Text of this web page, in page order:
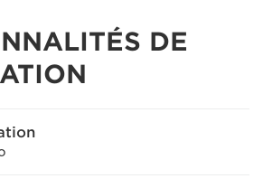
DE